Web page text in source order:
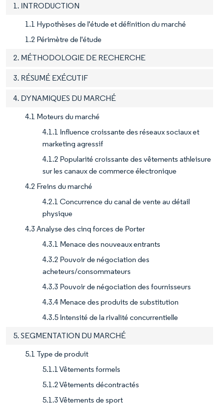
1. INTRODUCTION
1.1 Hypothèses de l'étude et définition du marché
1.2 Périmètre de l'étude
2. MÉTHODOLOGIE DE RECHERCHE
3. RÉSUMÉ EXÉCUTIF
4. DYNAMIQUES DU MARCHÉ
4.1 Moteurs du marché
4.1.1 Influence croissante des réseaux sociaux et
marketing agressif
4.1.2 Popularité croissante des vêtements athleisure
sur les canaux de commerce électronique
4.2 Freins du marché
4.2.1 Concurrence du canal de vente au détail
physique
4.3 Analyse des cinq forces de Porter
4.3.1 Menace des nouveaux entrants
4.3.2 Pouvoir de négociation des
acheteurs/consommateurs
4.3.3 Pouvoir de négociation des fournisseurs
4.3.4 Menace des produits de substitution
4.3.5 Intensité de la rivalité concurrentielle
5. SEGMENTATION DU MARCHÉ
5.1 Type de produit
5.1.1 Vêtements formels
5.1.2 Vêtements décontractés
5.1.3 Vêtements de sport